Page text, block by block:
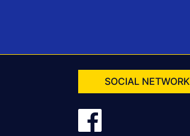
SOCIAL NETWORK